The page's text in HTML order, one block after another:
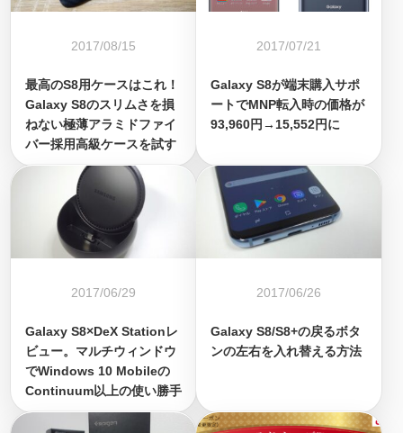
2017/08/15
最高のS8用ケースはこれ！
Galaxy S8のスリムさを損
ねない極薄アラミドファイ
バー採用高級ケースを試す
2017/07/21
Galaxy S8が端末購入サポ
ートでMNP転入時の価格が
93,960円→15,552円に
2017/06/29
Galaxy S8×DeX Stationレ
ビュー。マルチウィンドウ
でWindows 10 Mobileの
Continuum以上の使い勝手
2017/06/26
Galaxy S8/S8+の戻るボタ
ンの左右を入れ替える方法